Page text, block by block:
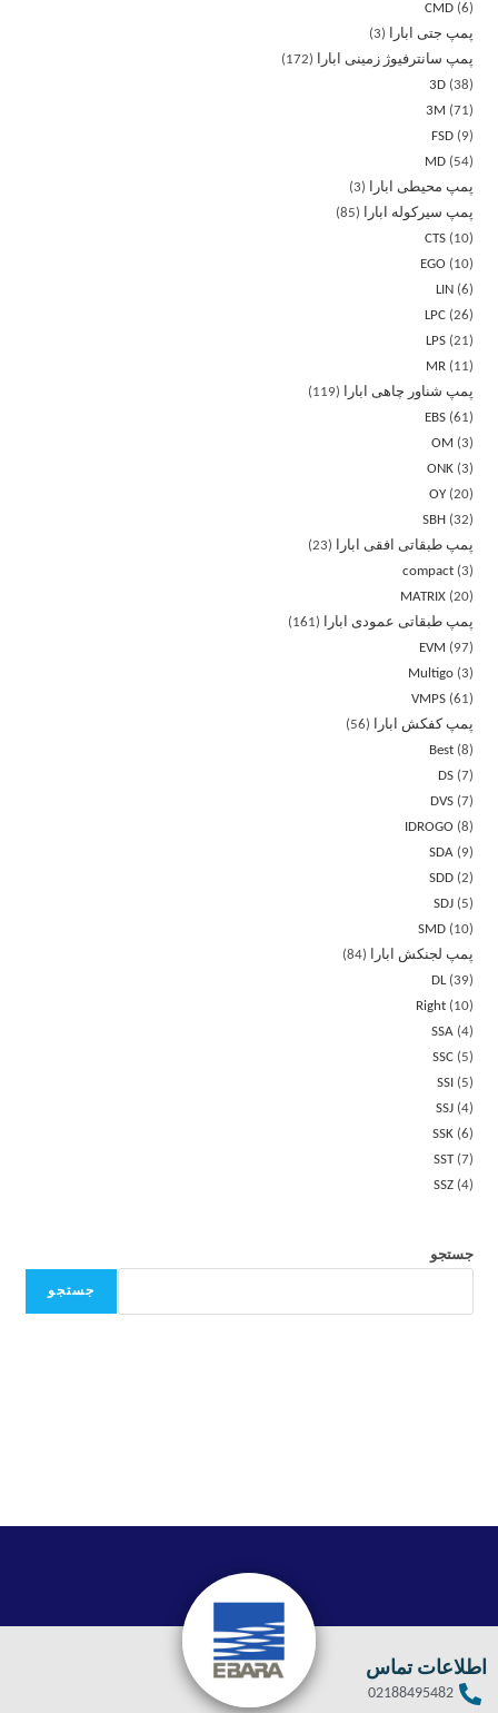
CMD 6
پمپ جتی ابارا
3
پمپ سانترفیوژ زمینی ابارا
172
3D 38
3M
71
FSD
9
MD
54
پمپ محیطی ابارا
3
پمپ سیرکوله ابارا
85
CTS
10
EGO
10
LIN
6
LPC 26
LPS 21
MR
11
پمپ شناور چاهی ابارا
119
EBS 61
OM
3
ONK 3
OY 20
SBH
32
پمپ طبقاتی افقی ابارا
23
compact 3
MATRIX 20
پمپ طبقاتی عمودی ابارا
161
EVM
97
Multigo 3
VMPS 61
پمپ کفکش ابارا
56
Best 8
DS 7
DVS 7
IDROGO
8
SDA
9
SDD 2
SDJ
5
SMD
10
پمپ لجنکش ابارا
84
DL 39
Right
10
SSA 4
SSC
5
SSI
5
SSJ 4
SSK 6
SST 7
SSZ 4
جستجو
جستجو
اطلاعات تماس
02188495482